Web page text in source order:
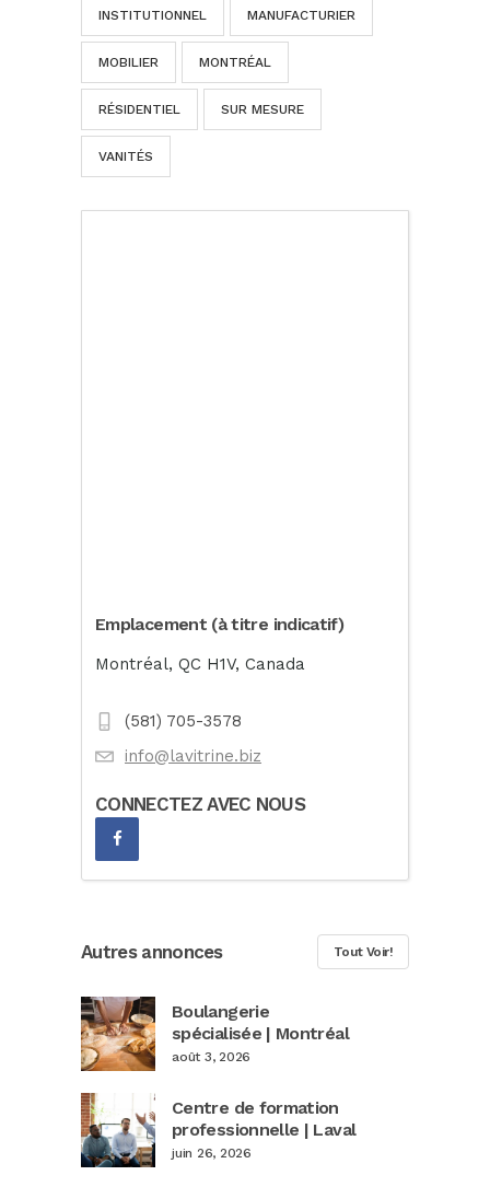
INSTITUTIONNEL MANUFACTURIER
MOBILIER MONTRÉAL
RÉSIDENTIEL SUR MESURE
VANITÉS
Emplacement (à titre indicatif)
Montréal, QC H1V, Canada
(581) 705-3578
info@lavitrine.biz
CONNECTEZ AVEC NOUS
Autres annonces Tout Voir!
Boulangerie
spécialisée | Montréal
août 3, 2026
Centre de formation
professionnelle | Laval
juin 26, 2026